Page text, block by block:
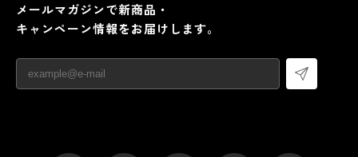
メールマガジンで新商品・
キャンペーン情報をお届けします。